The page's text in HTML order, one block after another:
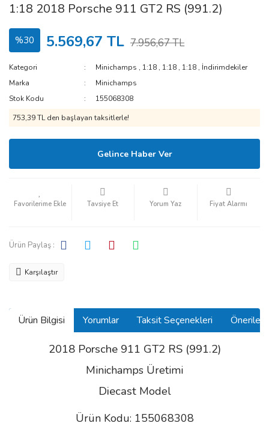
1:18 2018 Porsche 911 GT2 RS (991.2)
%30 5.569,67 TL 7.956,67 TL
Kategori Minichamps , 1:18 , 1:18 , 1:18 , İndirimdekiler
Marka
Minichamps
Stok Kodu
155068308
753,39 TL den başlayan taksitlerle!
Gelince Haber Ver
Tavsiye Et Yorum Yaz Fiyat Alarmı
Ürün Paylaş :
Karşılaştır
Ürün Bilgisi Yorumlar Taksit Seçenekleri
2018 Porsche 911 GT2 RS (991.2)
Minichamps Üretimi
Diecast Model
Ürün Kodu: 155068308